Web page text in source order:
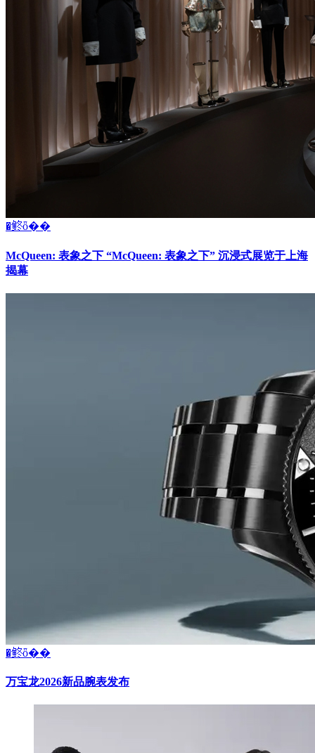
�鿴ȫ��
McQueen: 表象之下 “McQueen: 表象之下” 沉浸式展览于上海
揭幕
�鿴ȫ��
万宝龙2026新品腕表发布